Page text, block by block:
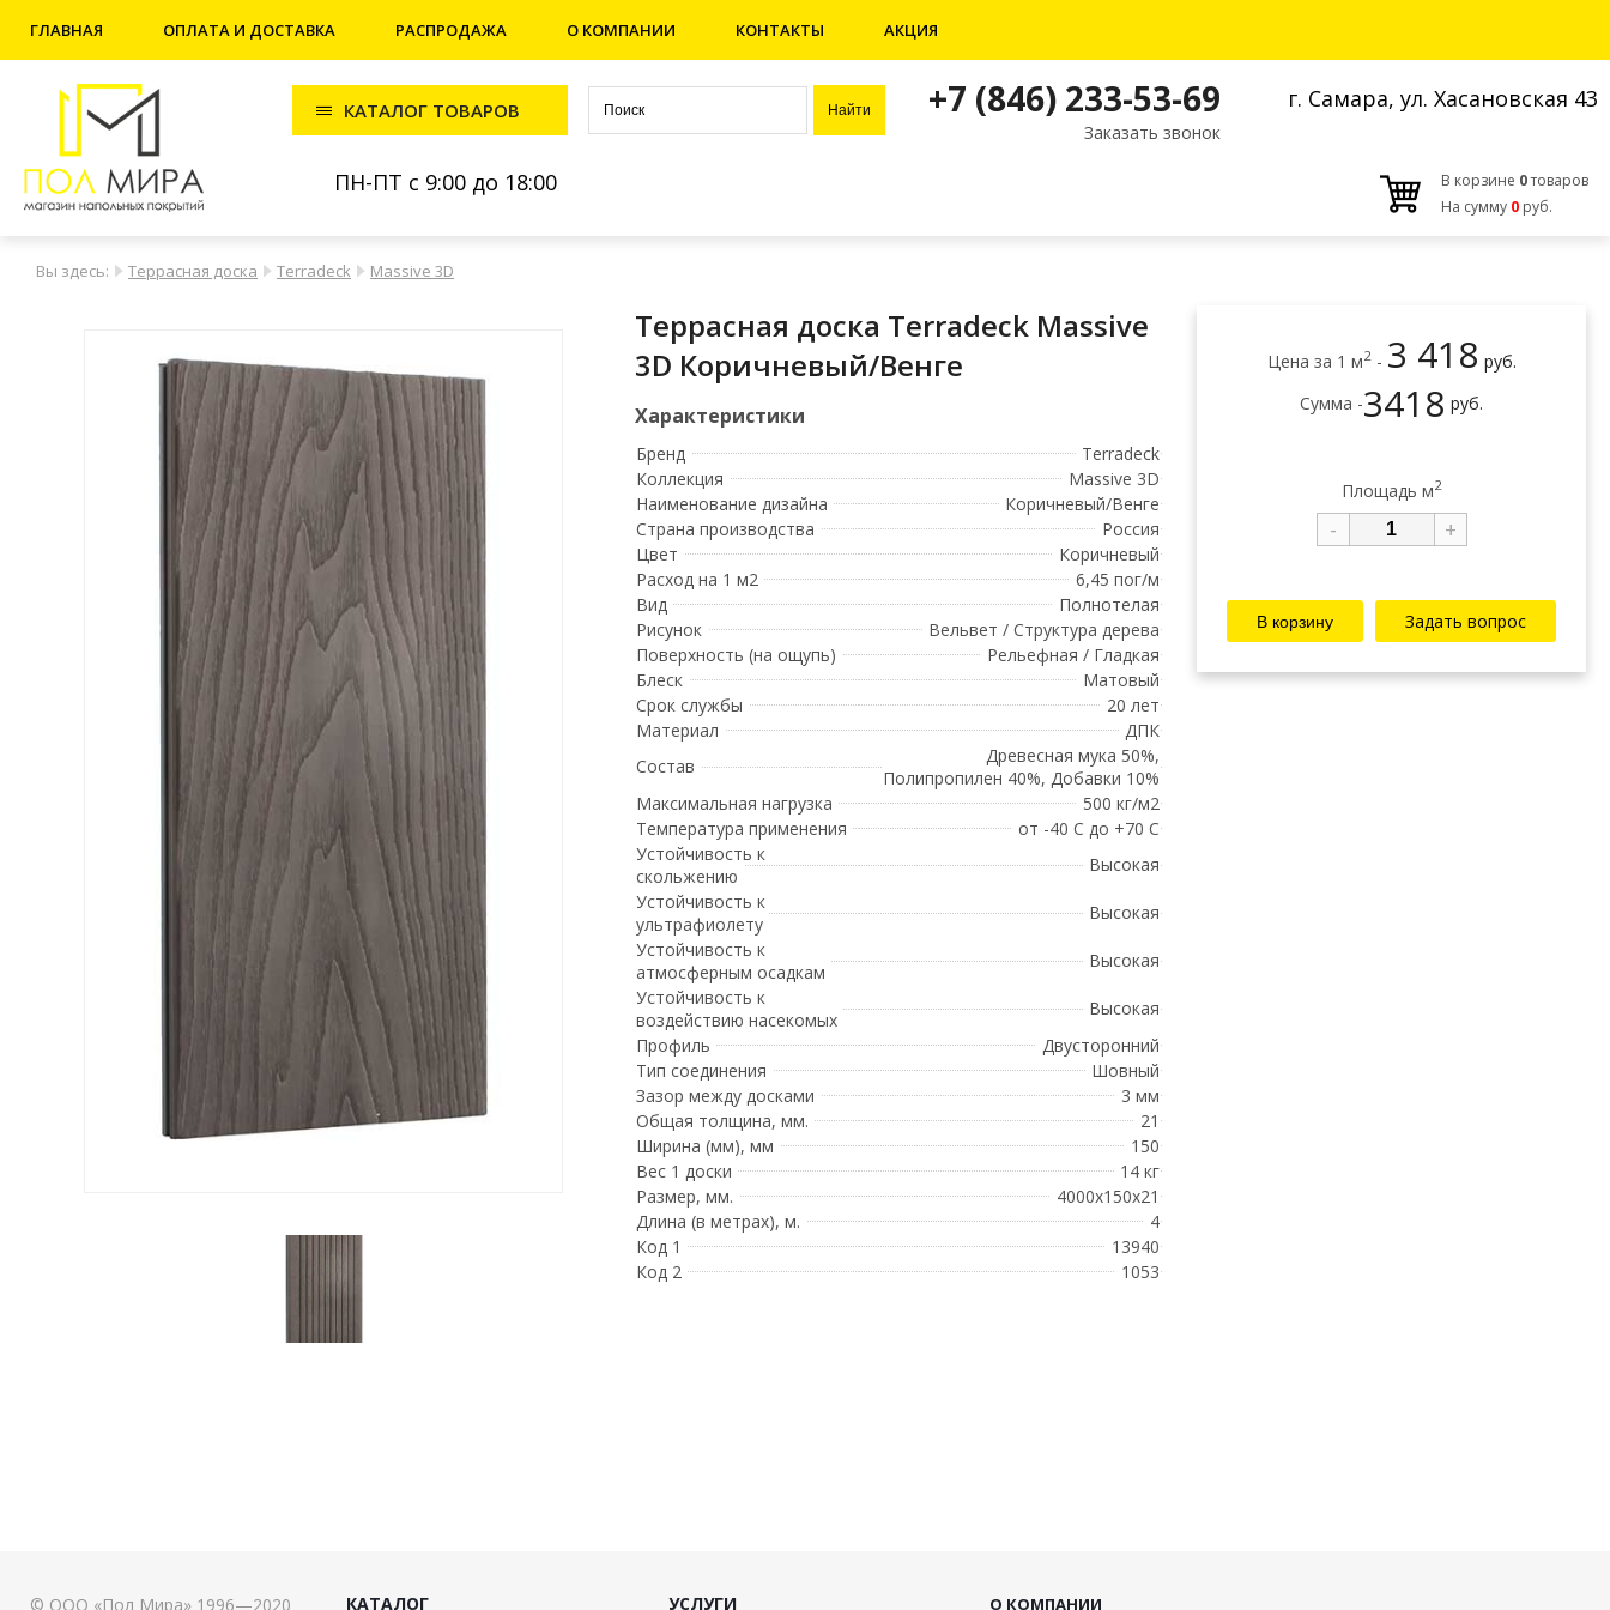
ГЛАВНАЯ ОПЛАТА И ДОСТАВКА РАСПРОДАЖА О КОМПАНИИ КОНТАКТЫ АКЦИЯ
КАТАЛОГ ТОВАРОВ +7 (846) 233-53-69
Заказать звонок
г. Самара, ул. Хасановская 43
ПН-ПТ с 9:00 до 18:00 В корзине 0товаров
На сумму 0 руб.
Вы здесь: Террасная доска Terradeck Massive 3D
Террасная доска Terradeck Massive
3D Коричневый/Венге
Бренд
Terradeck
Коллекция
Massive 3D
Наименование дизайна
Коричневый/Венге
Страна производства
Россия
Цвет
Коричневый
Расход на 1 м2
6,45 пог/м
Вид
Полнотелая
Рисунок
Вельвет / Структура дерева
Поверхность (на ощупь)
Рельефная / Гладкая
Блеск
Матовый
Срок службы
20 лет
Материал
ДПК
Состав
Древесная мука 50%,
Полипропилен 40%, Добавки 10%
Максимальная нагрузка
500 кг/м2
Температура применения
от -40 С до +70 С
Устойчивость к
скольжению
Высокая
Устойчивость к
ультрафиолету
Высокая
Устойчивость к
атмосферным осадкам
Высокая
Устойчивость к
воздействию насекомых
Высокая
Профиль
Двусторонний
Тип соединения
Шовный
Зазор между досками
3 мм
Общая толщина, мм.
21
Ширина (мм), мм
150
Вес 1 доски
14 кг
Размер, мм.
4000x150x21
Длина (в метрах), м.
4
Код 1
13940
Код 2
1053
Цена за 1 м2- 3 418 руб.
Сумма -3418 руб.
Площадь м2
- +
Задать вопрос
© ООО «Пол Мира» 1996—2020 КАТАЛОГ УСЛУГИ О КОМПАНИИ